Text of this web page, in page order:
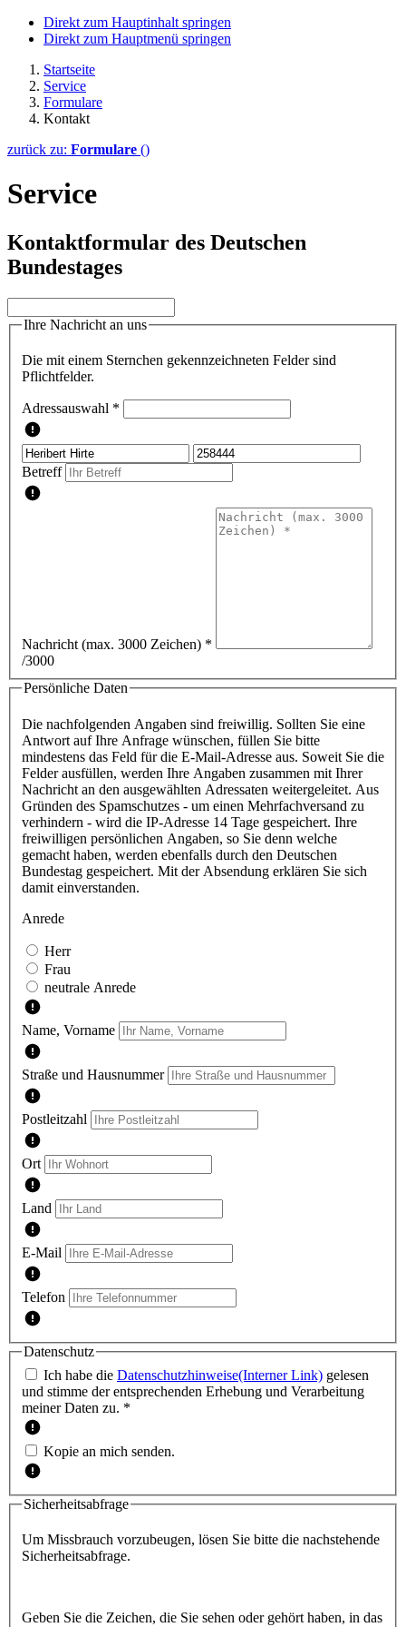
Direkt zum Hauptinhalt springen
Direkt zum Hauptmenü springen
Startseite
Service
Formulare
Kontakt
zurück zu: Formulare ()
Service
Kontaktformular des Deutschen
Bundestages
Ihre Nachricht an uns
Die mit einem Sternchen gekennzeichneten Felder sind
Pflichtfelder.
Adressauswahl *
Betreff
Nachricht (max. 3000 Zeichen) *
/3000
Persönliche Daten
Die nachfolgenden Angaben sind freiwillig. Sollten Sie eine
Antwort auf Ihre Anfrage wünschen, füllen Sie bitte
mindestens das Feld für die E-Mail-Adresse aus. Soweit Sie die
Felder ausfüllen, werden Ihre Angaben zusammen mit Ihrer
Nachricht an den ausgewählten Adressaten weitergeleitet. Aus
Gründen des Spamschutzes - um einen Mehrfachversand zu
verhindern - wird die IP-Adresse 14 Tage gespeichert. Ihre
freiwilligen persönlichen Angaben, so Sie denn welche
gemacht haben, werden ebenfalls durch den Deutschen
Bundestag gespeichert. Mit der Absendung erklären Sie sich
damit einverstanden.
Anrede
Herr
Frau
neutrale Anrede
Name, Vorname
Straße und Hausnummer
Postleitzahl
Ort
Land
E-Mail
Telefon
Datenschutz
Ich habe die Datenschutzhinweise(Interner Link) gelesen
und stimme der entsprechenden Erhebung und Verarbeitung
meiner Daten zu. *
Kopie an mich senden.
Sicherheitsabfrage
Um Missbrauch vorzubeugen, lösen Sie bitte die nachstehende
Sicherheitsabfrage.
Geben Sie die Zeichen, die Sie sehen oder gehört haben, in das